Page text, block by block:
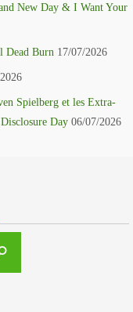
New Day & I Want Your
Dead Burn 17/07/2026
Spielberg et les Extra-
Day 06/07/2026